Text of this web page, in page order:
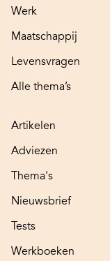
Werk
Maatschappij
Levensvragen
Alle thema’s
Artikelen
Adviezen
Thema's
Nieuwsbrief
Tests
Werkboeken